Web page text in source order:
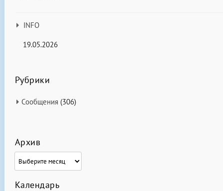
INFO
19.05.2026
Рубрики
Сообщения (306)
Архив
Архив
Календарь